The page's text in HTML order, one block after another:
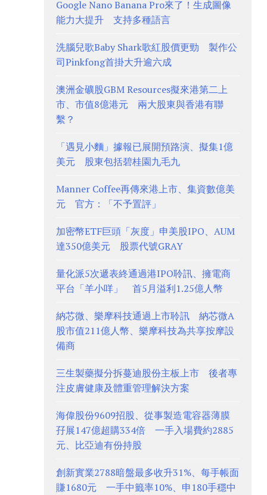
Google Nano Banana Pro來了！生成圖像
能力大提升 支持多種語言
洗腦兒歌Baby Shark歌紅股價更勁 製作公
司Pinkfong首掛大升逾六成
澳洲金礦股GBM Resources擬來港第二上
市、市值8億港元 兩大股東與香港有聯
繫？
「遇見小麵」據報已展開預路演、擬集1億
美元 股東包括碧桂園九毛九
Manner Coffee再傳來港上市、集資數億美
元 官方：「不予置評」
加密幣ETF巨頭「灰度」申美股IPO、AUM
達350億美元 股票代號GRAY
量化派5次遞表終通過港IPO聆訊、擁電商
平台「羊小咩」 首5月溢利1.25億人幣
納芯微、樂摩科技通過上市聆訊 納芯微A
股市值211億人幣、樂摩科技為共享按摩設
備商
三生製藥擬分拆蔓迪股份主板上市 後者專
注皮膚健康及體重管理解決方案
海偉股份9609招股、從事製造電容器薄膜
孖展147億超購334倍 一手入場費約2885
元、比亞迪有份持股
創新實業2788暗盤最多收升31%、每手帳面
賺1680元 一手中籤率10%、申180手穩中